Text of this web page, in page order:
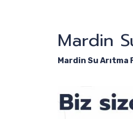
Mardin
Mardin Su Arıtma